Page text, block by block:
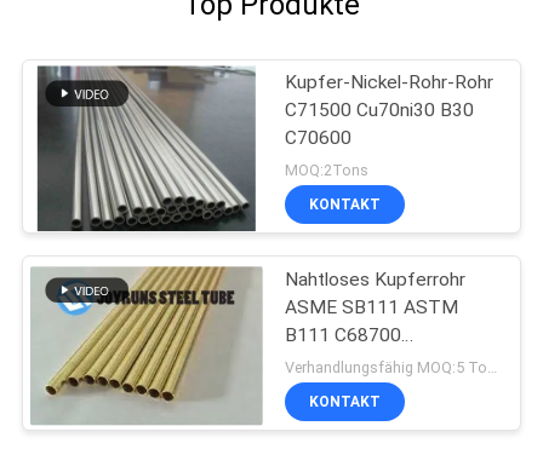
Kupfer-Nickel-Rohr-Rohr
C71500 Cu70ni30 B30
C70600
MOQ:2Tons
KONTAKT
Nahtloses Kupferrohr
ASME SB111 ASTM
B111 C68700
CuZn20Al2As HAL77-2 Verhandlungsfähig MOQ:5 Tonnen pro Größe
KONTAKT